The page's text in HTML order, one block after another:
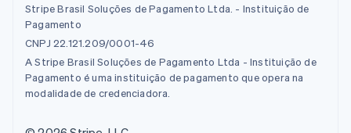
Stripe Brasil Soluções de Pagamento Ltda. - Instituição de
Pagamento
CNPJ 22.121.209/0001-46
A Stripe Brasil Soluções de Pagamento Ltda - Instituição de
Pagamento é uma instituição de pagamento que opera na
modalidade de credenciadora.